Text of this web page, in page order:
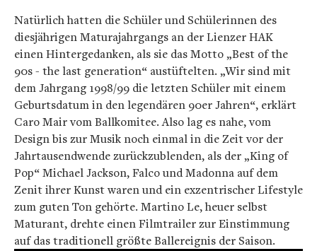
Natürlich hatten die Schüler und Schülerinnen des
diesjährigen Maturajahrgangs an der Lienzer HAK
einen Hintergedanken, als sie das Motto „Best of the
90s - the last generation“ austüftelten. „Wir sind mit
dem Jahrgang 1998/99 die letzten Schüler mit einem
Geburtsdatum in den legendären 90er Jahren“, erklärt
Caro Mair vom Ballkomitee. Also lag es nahe, vom
Design bis zur Musik noch einmal in die Zeit vor der
Jahrtausendwende zurückzublenden, als der „King of
Pop“ Michael Jackson, Falco und Madonna auf dem
Zenit ihrer Kunst waren und ein exzentrischer Lifestyle
zum guten Ton gehörte. Martino Le, heuer selbst
Maturant, drehte einen Filmtrailer zur Einstimmung
auf das traditionell größte Ballereignis der Saison.